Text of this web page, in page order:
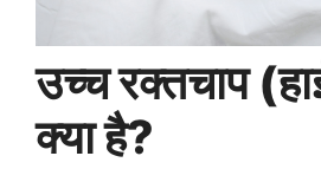
उच्च रक्तचाप
क्या है?